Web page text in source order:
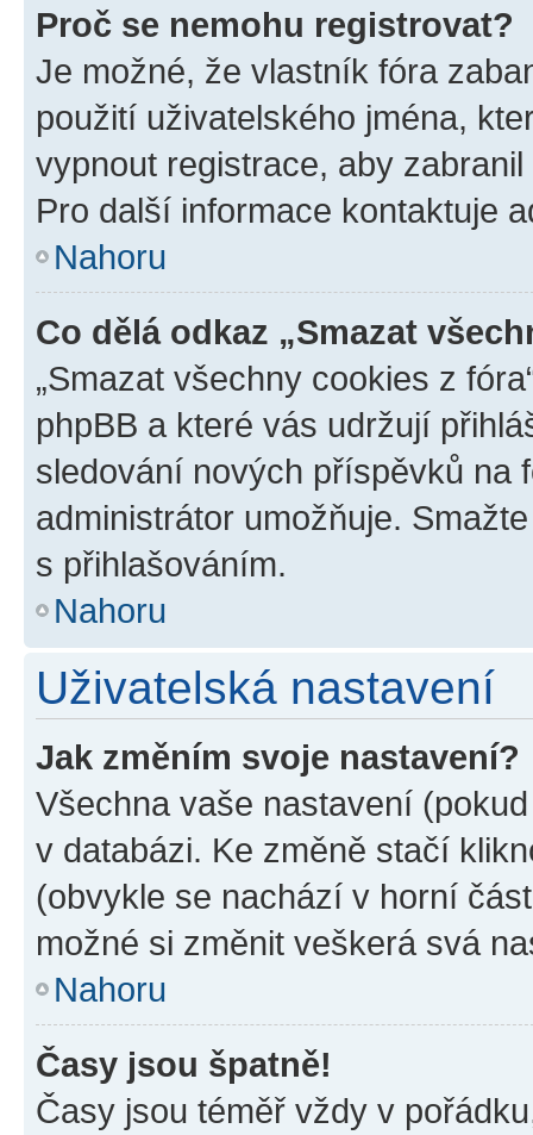
Proč se nemohu registrovat?
Je možné, že vlastník fóra
použití uživatelského jména,
vypnout registrace, aby
Pro další informace kontaktuje
Nahoru
Co dělá odkaz „Smazat
„Smazat všechny cookies z
phpBB a které vás udržují
sledování nových příspěvků na
administrátor umožňuje.
s přihlašováním.
Nahoru
Uživatelská nastavení
Jak změním svoje nastavení?
Všechna vaše nastavení
v databázi. Ke změně stačí
(obvykle se nachází v horní
možné si změnit veškerá svá
Nahoru
Časy jsou špatně!
Časy jsou téměř vždy v